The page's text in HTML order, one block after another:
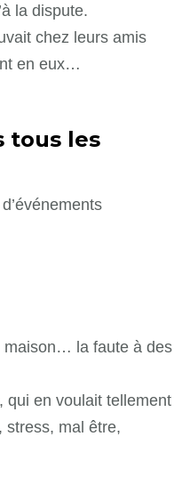
la dispute.
chez leurs amis
en eux…
tous les
maison… la faute à des
qui en voulait tellement
stress, mal être,